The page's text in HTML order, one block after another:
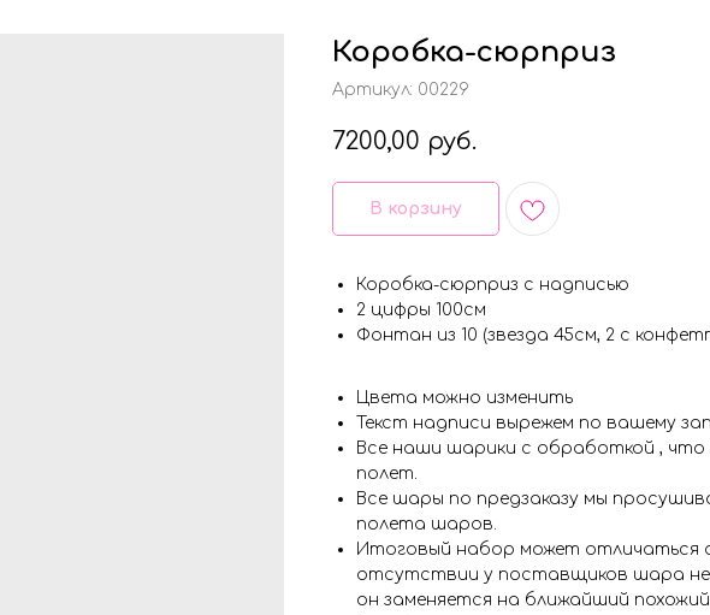
Коробка-сюрприз
Артикул: 00229
7200,00 руб.
В корзину
Коробка-сюрприз с надписью
2 цифры 100см
Фонтан из 10 (звезда 45см, 2 с
Цвета можно изменить
Текст надписи вырежем по вашему
Все наши шарики с обработкой , что
полет.
Все шары по предзаказу мы
полета шаров.
Итоговый набор может отличаться
отсутствии у поставщиков шара
он заменяется на ближайший